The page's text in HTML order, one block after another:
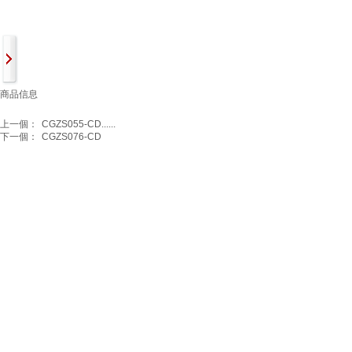
商品信息
上一個：
CGZS055-CD......
下一個：
CGZS076-CD